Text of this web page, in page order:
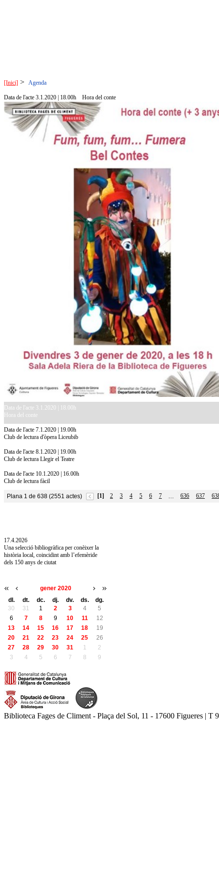
[Inici] > Agenda
Data de l'acte 3.1.2020 | 18.00h Hora del conte
Data de l'acte 3.1.2020 | 18.00h
Hora del conte
Data de l'acte 7.1.2020 | 19.00h
Club de lectura d'òpera Liceubib
Data de l'acte 8.1.2020 | 19.00h
Club de lectura Llegir el Teatre
Data de l'acte 10.1.2020 | 16.00h
Club de lectura fàcil
Plana 1 de 638 (2551 actes) [1] 2 3 4 5 6 7 … 636 637
17.4.2026
Una selecció bibliogràfica per conèixer la
història local, coincidint amb l’efemèride
dels 150 anys de ciutat
gener 2020
dl.
dt. dc. dj. dv. ds.
dg.
30
31 1 2 3 4
5
6
7 8 9 10 11
12
13
14 15 16 17 18
19
20
21 22 23 24 25
26
27
28 29 30 31 1
2
3
4 5 6 7 8 9
Biblioteca Fages de Climent - Plaça del Sol, 11 - 17600 Figueres |